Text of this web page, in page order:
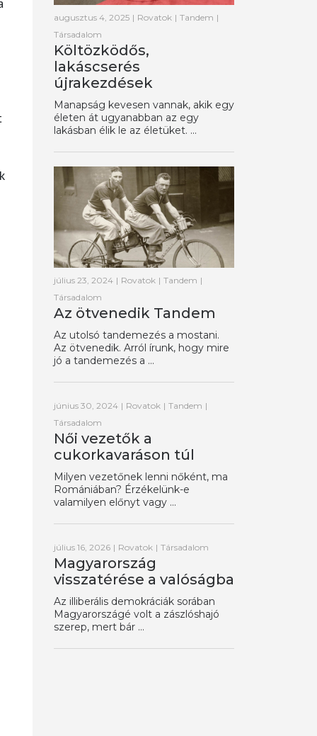
augusztus 4, 2025 | Rovatok | Tandem |
Társadalom
Költözködős,
lakáscserés
újrakezdések
Manapság kevesen vannak, akik egy
életen át ugyanabban az egy
lakásban élik le az életüket. ...
július 23, 2024 | Rovatok | Tandem |
Társadalom
Az ötvenedik Tandem
Az utolsó tandemezés a mostani.
Az ötvenedik. Arról írunk, hogy mire
jó a tandemezés a ...
június 30, 2024 | Rovatok | Tandem |
Társadalom
Női vezetők a
cukorkavaráson túl
Milyen vezetőnek lenni nőként, ma
Romániában? Érzékelünk-e
valamilyen előnyt vagy ...
július 16, 2026 | Rovatok | Társadalom
Magyarország
visszatérése a valóságba
Az illiberális demokráciák sorában
Magyarországé volt a zászlóshajó
szerep, mert bár ...